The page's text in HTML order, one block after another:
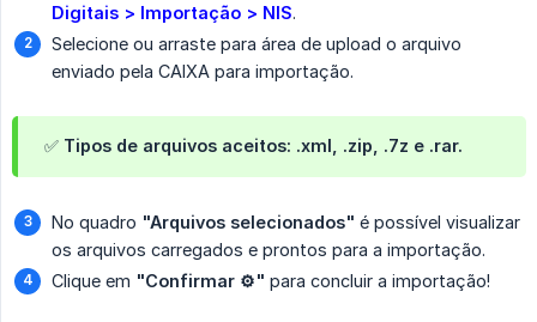
Digitais > Importação > NIS.
Selecione ou arraste para área de upload o arquivo
enviado pela CAIXA para importação.
✅ Tipos de arquivos aceitos: .xml, .zip, .7z e .rar.
No quadro "Arquivos selecionados" é possível visualizar
os arquivos carregados e prontos para a importação.
Clique em "Confirmar ⚙️" para concluir a importação!